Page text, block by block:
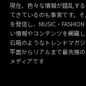
現在、色々な情報が錯乱す
てきているのも事実です。
を発信し、MUSIC・
い情報やコンテンツを網羅
石箱のようなトレンドマガ
平面からリアルまで最先端
メディアです